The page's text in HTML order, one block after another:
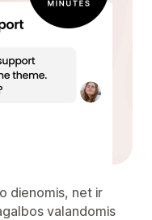
dienomis, net ir
valandomis